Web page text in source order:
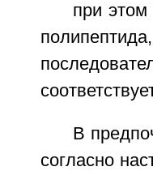
при этом
В
согласно